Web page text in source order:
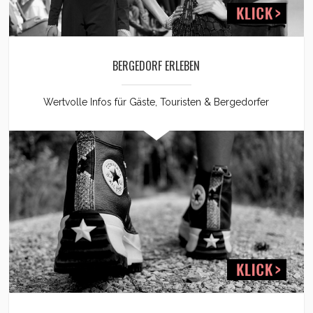
BERGEDORF ERLEBEN
Wertvolle Infos für Gäste, Touristen & Bergedorfer